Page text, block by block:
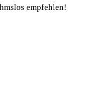
empfehlen!